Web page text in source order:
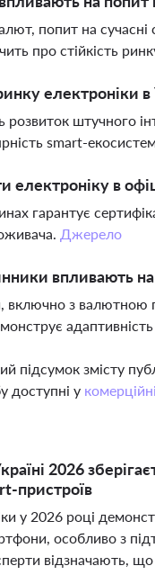
попит на
про стійкість
електроніки в
штучного
smart-
в
гарантує
Джерело
впливають на
включно з валютною
підсумок змісту
доступні у
2026
пристроїв
у 2026 році
особливо з
відзначають,